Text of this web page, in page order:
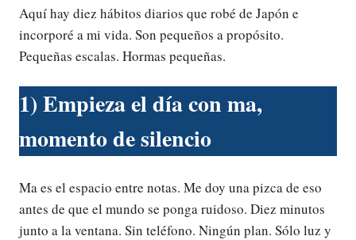
Aquí hay diez hábitos diarios que robé de Japón e
incorporé a mi vida. Son pequeños a propósito.
Pequeñas escalas. Hormas pequeñas.
1) Empieza el día con ma,
momento de silencio
Ma es el espacio entre notas. Me doy una pizca de eso
antes de que el mundo se ponga ruidoso. Diez minutos
junto a la ventana. Sin teléfono. Ningún plan. Sólo luz y